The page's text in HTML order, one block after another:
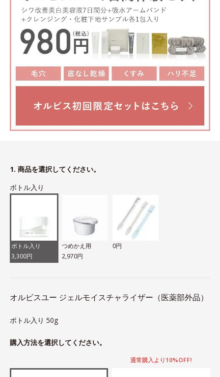
1. 商品を選択してください。
ボトル入り
ボトル入り
3,300円
つめかえ用
2,970円
0円
オルビスユー ジェルモイスチャライザー（医薬部外品）
ボトル入り 50g
購入方法を選択してください。
通常購入より10%OFF!